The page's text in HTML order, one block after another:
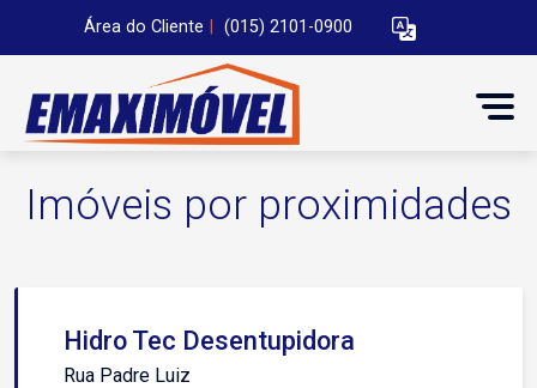
Área do Cliente (015) 2101-0900
Imóveis por proximidades
Hidro Tec Desentupidora
Rua Padre Luiz